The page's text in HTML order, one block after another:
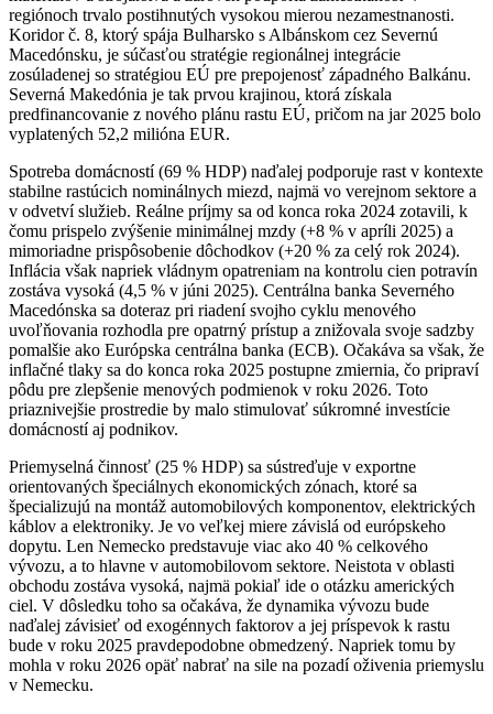
regiónoch trvalo postihnutých vysokou mierou nezamestnanosti.
Koridor č. 8, ktorý spája Bulharsko s Albánskom cez Severnú
Macedónsku, je súčasťou stratégie regionálnej integrácie
zosúladenej so stratégiou EÚ pre prepojenosť západného Balkánu.
Severná Makedónia je tak prvou krajinou, ktorá získala
predfinancovanie z nového plánu rastu EÚ, pričom na jar 2025 bolo
vyplatených 52,2 milióna EUR.
Spotreba domácností (69 % HDP) naďalej podporuje rast v kontexte
stabilne rastúcich nominálnych miezd, najmä vo verejnom sektore a
v odvetví služieb. Reálne príjmy sa od konca roka 2024 zotavili, k
čomu prispelo zvýšenie minimálnej mzdy (+8 % v apríli 2025) a
mimoriadne prispôsobenie dôchodkov (+20 % za celý rok 2024).
Inflácia však napriek vládnym opatreniam na kontrolu cien potravín
zostáva vysoká (4,5 % v júni 2025). Centrálna banka Severného
Macedónska sa doteraz pri riadení svojho cyklu menového
uvoľňovania rozhodla pre opatrný prístup a znižovala svoje sadzby
pomalšie ako Európska centrálna banka (ECB). Očakáva sa však, že
inflačné tlaky sa do konca roka 2025 postupne zmiernia, čo pripraví
pôdu pre zlepšenie menových podmienok v roku 2026. Toto
priaznivejšie prostredie by malo stimulovať súkromné investície
domácností aj podnikov.
Priemyselná činnosť (25 % HDP) sa sústreďuje v exportne
orientovaných špeciálnych ekonomických zónach, ktoré sa
špecializujú na montáž automobilových komponentov, elektrických
káblov a elektroniky. Je vo veľkej miere závislá od európskeho
dopytu. Len Nemecko predstavuje viac ako 40 % celkového
vývozu, a to hlavne v automobilovom sektore. Neistota v oblasti
obchodu zostáva vysoká, najmä pokiaľ ide o otázku amerických
ciel. V dôsledku toho sa očakáva, že dynamika vývozu bude
naďalej závisieť od exogénnych faktorov a jej príspevok k rastu
bude v roku 2025 pravdepodobne obmedzený. Napriek tomu by
mohla v roku 2026 opäť nabrať na sile na pozadí oživenia priemyslu
v Nemecku.